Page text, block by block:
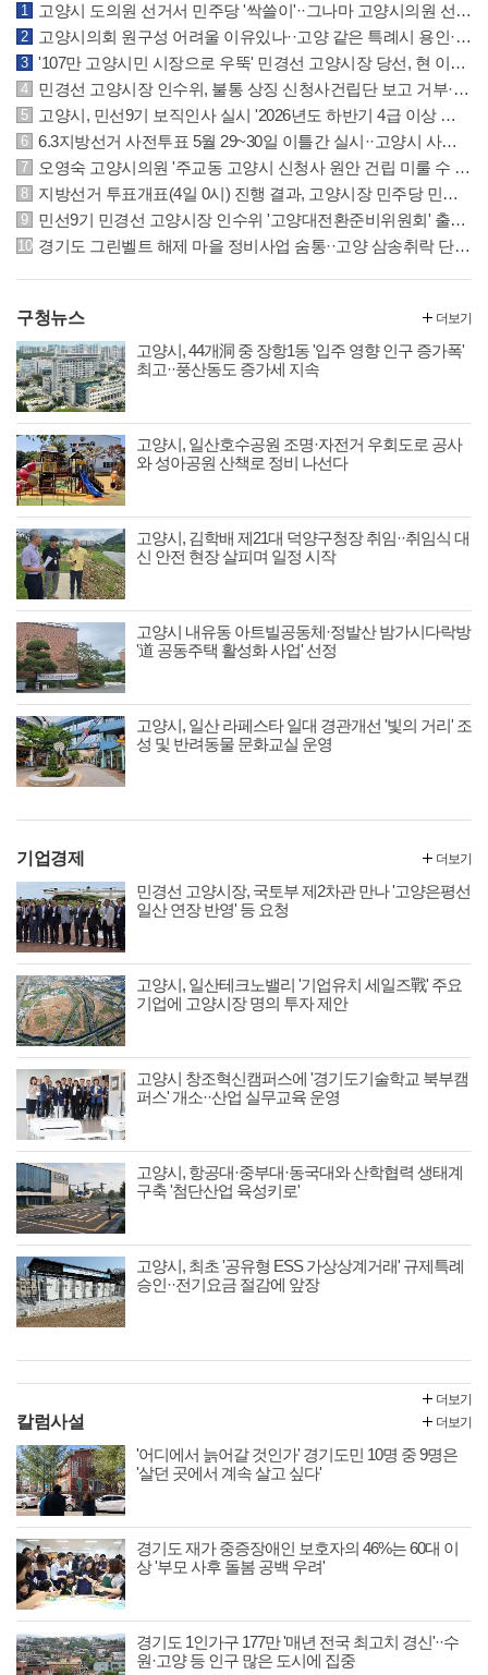
고양시 도의원 선거서 민주당 '싹쓸이'··그나마 고양시의원 선거는 국민의힘 선방
고양시의회 원구성 어려울 이유있나··고양 같은 특례시 용인·수원시의회 참조하길
'107만 고양시민 시장으로 우뚝' 민경선 고양시장 당선, 현 이동환 시장에 크게 앞서
민경선 고양시장 인수위, 불통 상징 신청사건립단 보고 거부··원안건립 계획 요구
고양시, 민선9기 보직인사 실시 '2026년도 하반기 4급 이상 및 5·6급 인사발령 사항'
6.3지방선거 사전투표 5월 29~30일 이틀간 실시··고양시 사전투표소 위치 안내
오영숙 고양시의원 '주교동 고양시 신청사 원안 건립 미룰 수 없는 과제' 추진 촉구
지방선거 투표개표(4일 0시) 진행 결과, 고양시장 민주당 민경선 후보 62.7% 우위
민선9기 민경선 고양시장 인수위 '고양대전환준비위원회' 출범··22일 본격 활동
경기도 그린벨트 해제 마을 정비사업 숨통··고양 삼송취락 단계적 정비 가능해져
구청뉴스
고양시, 44개洞 중 장항1동 '입주 영향 인구 증가폭'
최고··풍산동도 증가세 지속
고양시, 일산호수공원 조명·자전거 우회도로 공사
와 성아공원 산책로 정비 나선다
고양시, 김학배 제21대 덕양구청장 취임··취임식 대
신 안전 현장 살피며 일정 시작
고양시 내유동 아트빌공동체·정발산 밤가시다락방
'道 공동주택 활성화 사업' 선정
고양시, 일산 라페스타 일대 경관개선 '빛의 거리' 조
성 및 반려동물 문화교실 운영
더보기
기업경제
민경선 고양시장, 국토부 제2차관 만나 '고양은평선
일산 연장 반영' 등 요청
고양시, 일산테크노밸리 '기업유치 세일즈戰' 주요
기업에 고양시장 명의 투자 제안
고양시 창조혁신캠퍼스에 '경기도기술학교 북부캠
퍼스' 개소··산업 실무교육 운영
고양시, 항공대·중부대·동국대와 산학협력 생태계
구축 '첨단산업 육성키로'
고양시, 최초 '공유형 ESS 가상상계거래' 규제특례
승인··전기요금 절감에 앞장
더보기
더보기
칼럼사설
'어디에서 늙어갈 것인가' 경기도민 10명 중 9명은
'살던 곳에서 계속 살고 싶다'
경기도 재가 중증장애인 보호자의 46%는 60대 이
상 '부모 사후 돌봄 공백 우려'
경기도 1인가구 177만 '매년 전국 최고치 경신'··수
원·고양 등 인구 많은 도시에 집중
더보기